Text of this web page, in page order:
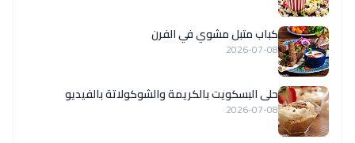
كباب متبل مشوي في الفرن
2026-07-08
حلى البسكويت بالكريمة والشوكولاتة بالفيديو
2026-07-08